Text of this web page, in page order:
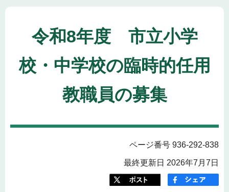
令和8年度 市立小学
校・中学校の臨時的任用
教職員の募集
ページ番号 936-292-838
最終更新日 2026年7月7日